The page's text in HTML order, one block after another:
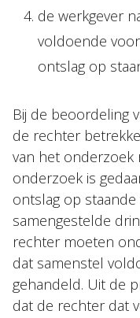
de werkgever
voldoende
ontslag op
Bij de beoordeling
de rechter
van het onderzoek
onderzoek is
ontslag op
samengestelde
rechter moeten
dat samenstel
gehandeld. Uit de
dat de rechter dat